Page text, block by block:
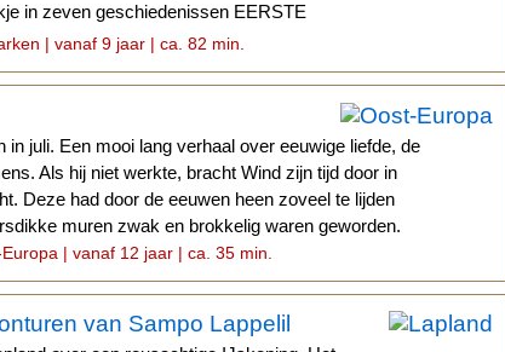
in zeven geschiedenissen EERSTE
| vanaf 9 jaar | ca. 82 min.
in juli. Een mooi lang verhaal over eeuwige liefde, de
Als hij niet werkte, bracht Wind zijn tijd door in
Deze had door de eeuwen heen zoveel te lijden
muren zwak en brokkelig waren geworden.
| vanaf 12 jaar | ca. 35 min.
van Sampo Lappelil